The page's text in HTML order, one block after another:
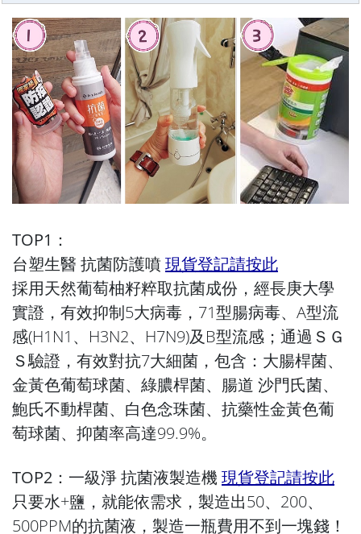
TOP1：
台塑生醫 抗菌防護噴現貨登記請按此
採用天然葡萄柚籽粹取抗菌成份，經長庚大學
實證，有效抑制5大病毒，71型腸病毒、A型流
感(H1N1、H3N2、H7N9)及B型流感；通過ＳＧ
Ｓ驗證，有效對抗7大細菌，包含：大腸桿菌、
金黃色葡萄球菌、綠膿桿菌、腸道 沙門氏菌、
鮑氏不動桿菌、白色念珠菌、抗藥性金黃色葡
萄球菌、抑菌率高達99.9%。
TOP2： 一級淨 抗菌液製造機 現貨登記請按此
只要水+鹽，就能依需求，製造出50、200、
500PPM的抗菌液，製造一瓶費用不到一塊錢！